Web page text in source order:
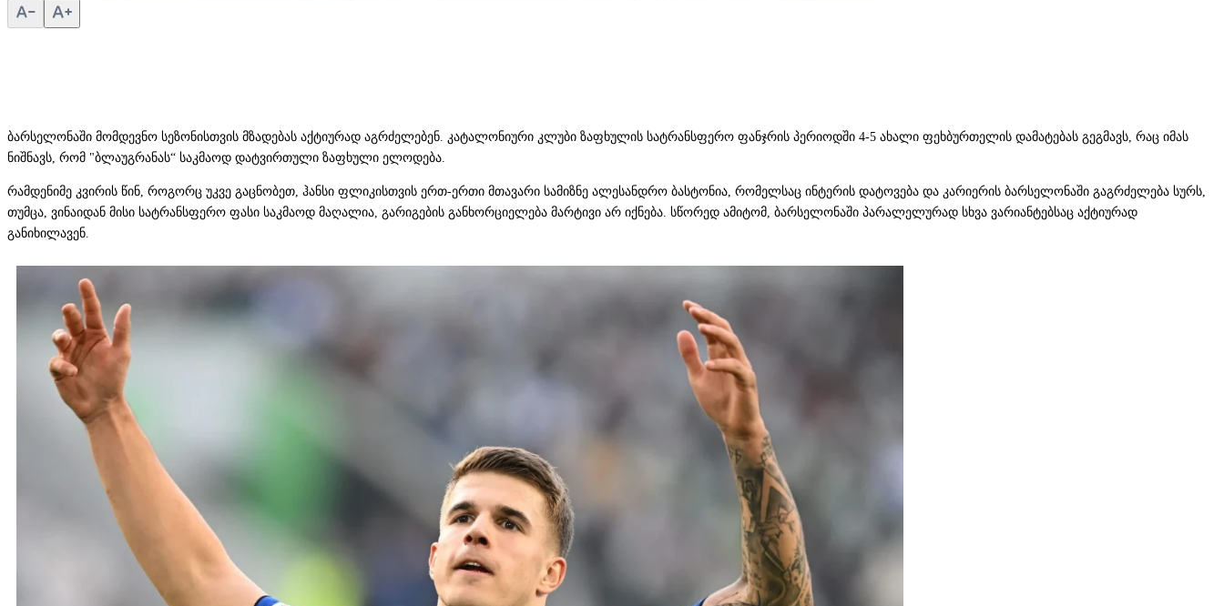
ბარსელონაში მომდევნო სეზონისთვის მზადებას აქტიურად აგრძელებენ. კატალონიური კლუბი ზაფხულის სატრანსფერო ფანჯრის პერიოდში 4-5 ახალი ფეხბურთელის დამატებას გეგმავს, რაც იმას
ნიშნავს, რომ "ბლაუგრანას“ საკმაოდ დატვირთული ზაფხული ელოდება.
რამდენიმე კვირის წინ, როგორც უკვე გაცნობეთ, ჰანსი ფლიკისთვის ერთ-ერთი მთავარი სამიზნე ალესანდრო ბასტონია, რომელსაც ინტერის დატოვება და კარიერის ბარსელონაში გაგრძელება სურს,
თუმცა, ვინაიდან მისი სატრანსფერო ფასი საკმაოდ მაღალია, გარიგების განხორციელება მარტივი არ იქნება. სწორედ ამიტომ, ბარსელონაში პარალელურად სხვა ვარიანტებსაც აქტიურად
განიხილავენ.